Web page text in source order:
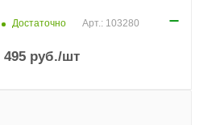
Достаточно Арт.: 103280
495 руб./шт